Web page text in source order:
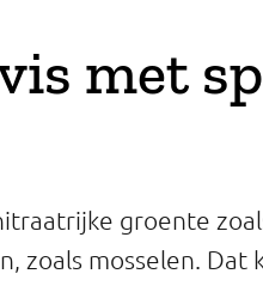
met
groente
zoals mosselen.